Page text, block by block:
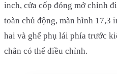
inch, cửa cốp đóng mở chỉnh
toàn chủ động, màn hình 17,3
hai và ghế phụ lái phía trước
chân có thể điều chỉnh.